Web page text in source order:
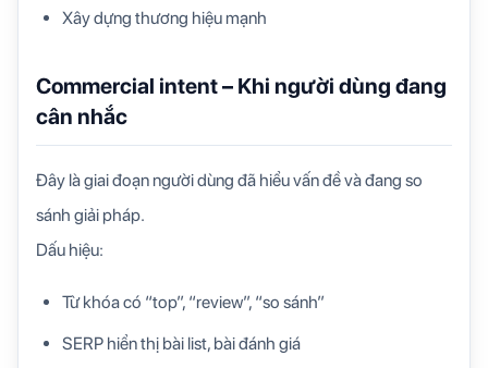
Xây dựng thương hiệu mạnh
Commercial intent – Khi người dùng đang
cân nhắc
Đây là giai đoạn người dùng đã hiểu vấn đề và đang so
sánh giải pháp.
Dấu hiệu:
Từ khóa có “top”, “review”, “so sánh”
SERP hiển thị bài list, bài đánh giá